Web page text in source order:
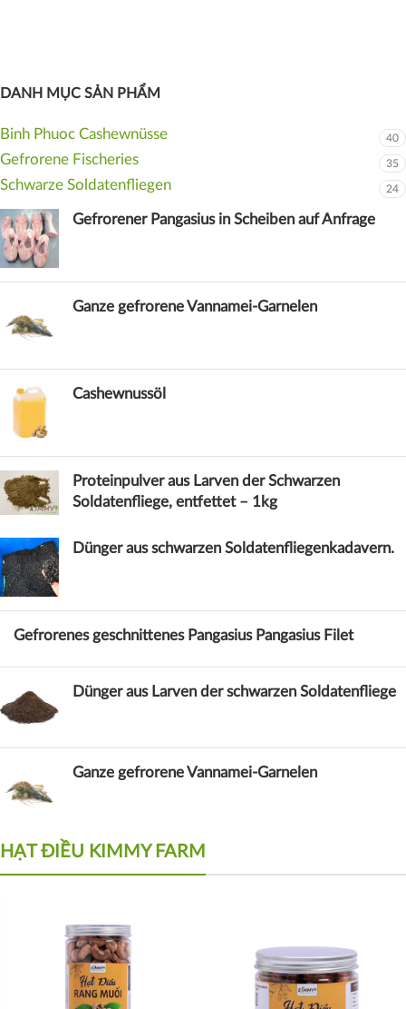
DANH MỤC SẢN PHẨM
Binh Phuoc Cashewnüsse 40
Gefrorene Fischeries 35
Schwarze Soldatenfliegen 24
Gefrorener Pangasius in Scheiben auf Anfrage
Ganze gefrorene Vannamei-Garnelen
Cashewnussöl
Proteinpulver aus Larven der Schwarzen
Soldatenfliege, entfettet – 1kg
Dünger aus schwarzen Soldatenfliegenkadavern.
Gefrorenes geschnittenes Pangasius Pangasius Filet
Dünger aus Larven der schwarzen Soldatenfliege
Ganze gefrorene Vannamei-Garnelen
HẠT ĐIỀU KIMMY FARM